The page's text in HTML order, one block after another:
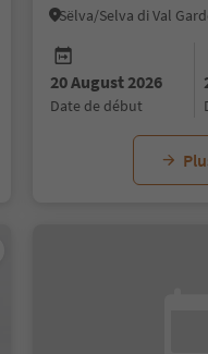
20 August 2026
date de début